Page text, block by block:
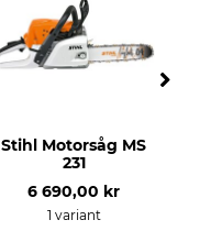
Stihl Motorsåg MS
231
6 690,00 kr
1 variant